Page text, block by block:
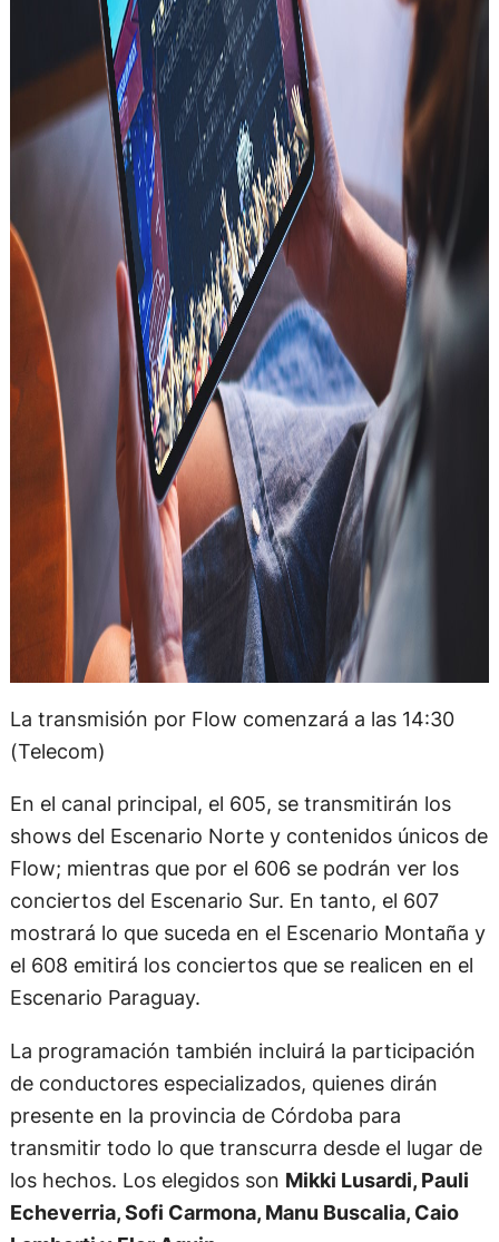
La transmisión por Flow comenzará a las 14:30
(Telecom)
En el canal principal, el 605, se transmitirán los
shows del Escenario Norte y contenidos únicos de
Flow; mientras que por el 606 se podrán ver los
conciertos del Escenario Sur. En tanto, el 607
mostrará lo que suceda en el Escenario Montaña y
el 608 emitirá los conciertos que se realicen en el
Escenario Paraguay.
La programación también incluirá la participación
de conductores especializados, quienes dirán
presente en la provincia de Córdoba para
transmitir todo lo que transcurra desde el lugar de
los hechos. Los elegidos son Mikki Lusardi, Pauli
Echeverria, Sofi Carmona, Manu Buscalia, Caio